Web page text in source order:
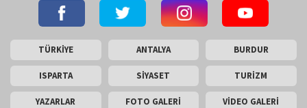
TÜRKİYE ANTALYA BURDUR
ISPARTA SİYASET TURİZM
YAZARLAR FOTO GALERİ VİDEO GALERİ